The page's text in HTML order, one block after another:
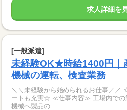
求人詳細を
[一般派遣]
未経験OK★時給1400円｜
機械の運転、検査業務
＼＼未経験から始められるお仕事／／ ☆土日祝休みなのでプライベ
ートも充実☆ ≪仕事内容≫ 工場内での製造に携わるお仕事です。 ◆
機械へ製品の...